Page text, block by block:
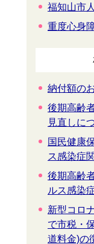
福知山市
重度心身
納付額の
後期高齢
見直しに
国民健康
ス感染症
後期高齢
ルス感染
新型コロ
で市税・
道料金)の